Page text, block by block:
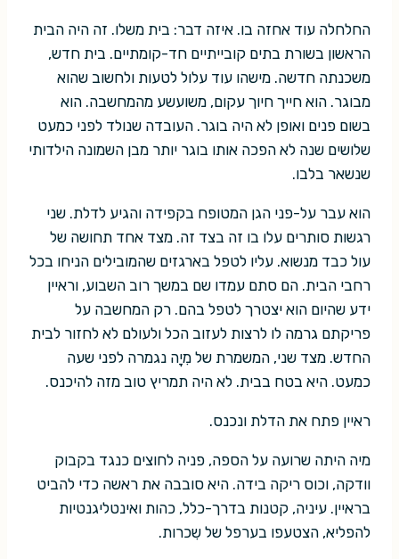
החלחלה עוד אחזה בו. איזה דבר: בית משלו. זה היה הבית
הראשון בשורת בתים קובייתיים חד-קומתיים. בית חדש,
משכנתה חדשה. מישהו עוד עלול לטעות ולחשוב שהוא
מבוגר. הוא חייך חיוך עקום, משועשע מהמחשבה. הוא
בשום פנים ואופן לא היה בוגר. העובדה שנולד לפני כמעט
שלושים שנה לא הפכה אותו בוגר יותר מבן השמונה הילדותי
שנשאר בלבו.
הוא עבר על-פני הגן המטופח בקפידה והגיע לדלת. שני
רגשות סותרים עלו בו זה בצד זה. מצד אחד תחושה של
עול כבד מנשוא. עליו לטפל בארגזים שהמובילים הניחו בכל
רחבי הבית. הם סתם עמדו שם במשך רוב השבוע, וראיין
ידע שהיום הוא יצטרך לטפל בהם. רק המחשבה על
פריקתם גרמה לו לרצות לעזוב הכל ולעולם לא לחזור לבית
החדש. מצד שני, המשמרת של מִיָה נגמרה לפני שעה
כמעט. היא בטח בבית. לא היה תמריץ טוב מזה להיכנס.
ראיין פתח את הדלת ונכנס.
מיה היתה שרועה על הספה, פניה לחוצים כנגד בקבוק
וודקה, וכוס ריקה בידה. היא סובבה את ראשה כדי להביט
בראיין. עיניה, קטנות בדרך-כלל, כהות ואינטליגנטיות
להפליא, הצטעפו בערפל של שִכרות.